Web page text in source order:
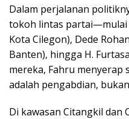
Dalam perjalanan
tokoh lintas partai—mulai
Kota Cilegon), Dede
Banten), hingga H.
mereka, Fahru
adalah pengabdian,
Di kawasan Citangkil dan